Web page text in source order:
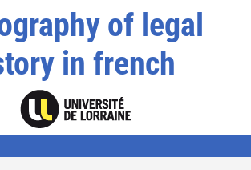
of legal
in french